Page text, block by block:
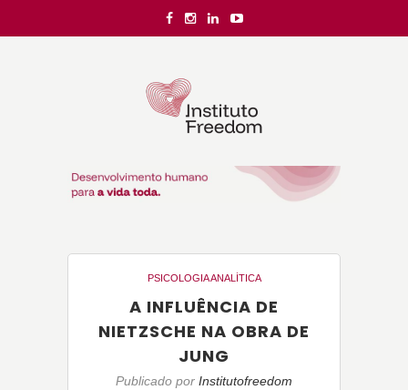
PSICOLOGIA ANALÍTICA
A INFLUÊNCIA DE
NIETZSCHE NA OBRA DE
JUNG
Publicado por Institutofreedom